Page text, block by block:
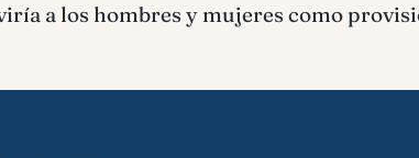
a los hombres y mujeres como